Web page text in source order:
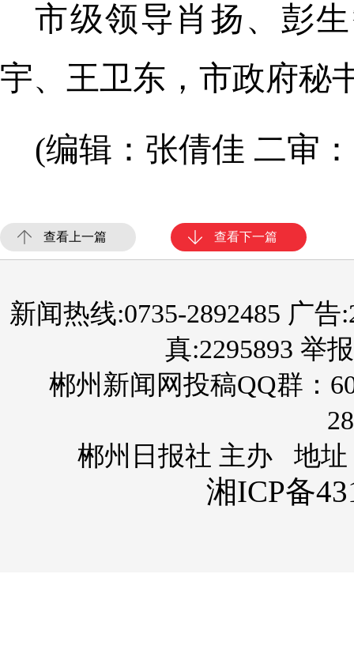
市级领导肖扬、彭
宇、王卫东，市政府秘
(编辑：张倩佳 二审
查看上一篇 查看下一篇
新闻热线:0735-2892485 广告
真:2295893 举
郴州新闻网投稿QQ群：
郴州日报社 主办 地址
湘ICP备